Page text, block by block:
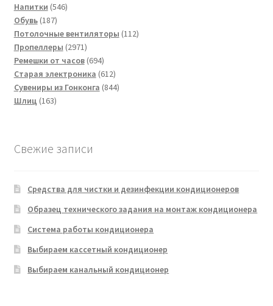
товаров
Напитки 546546
Обувь 187187
товаров
Потолочные вентиляторы 112112
Пропеллеры 29712971
товар
Ремешки от часов 694694
товара
Старая электроника 612612
товаров
Сувениры из Гонконга 844844
Шлиц 163163
Свежие записи
Средства для чистки и дезинфекции кондиционеров
Образец технического задания на монтаж кондиционера
Система работы кондиционера
Выбираем кассетный кондиционер
Выбираем канальный кондиционер